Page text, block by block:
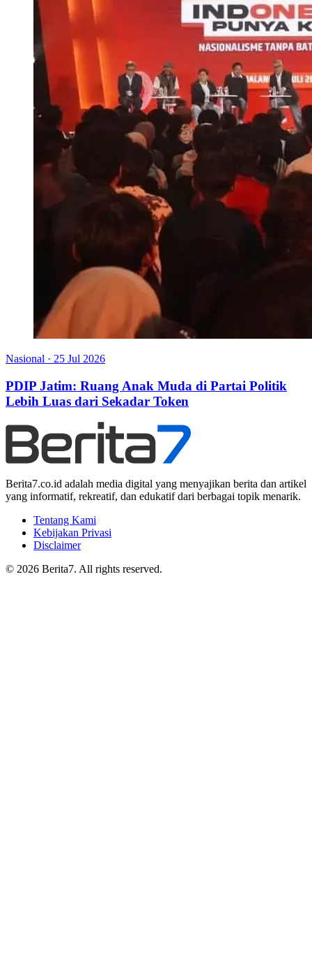
Nasional · 25 Jul 2026
PDIP Jatim: Ruang Anak Muda di Partai Politik
Lebih Luas dari Sekadar Token
Berita7.co.id adalah media digital yang menyajikan berita dan artikel
yang informatif, rekreatif, dan edukatif dari berbagai topik menarik.
Tentang Kami
Kebijakan Privasi
Disclaimer
© 2026 Berita7. All rights reserved.